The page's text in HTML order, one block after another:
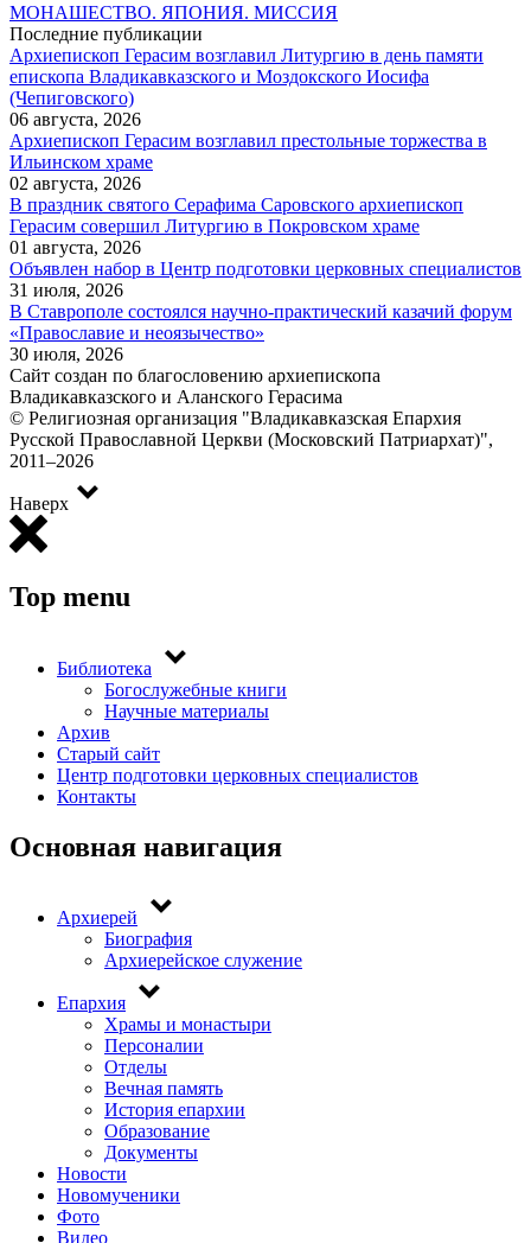
МОНАШЕСТВО. ЯПОНИЯ. МИССИЯ
Последние публикации
Архиепископ Герасим возглавил Литургию в день памяти
епископа Владикавказского и Моздокского Иосифа
(Чепиговского)
06 августа, 2026
Архиепископ Герасим возглавил престольные торжества в
Ильинском храме
02 августа, 2026
В праздник святого Серафима Саровского архиепископ
Герасим совершил Литургию в Покровском храме
01 августа, 2026
Объявлен набор в Центр подготовки церковных специалистов
31 июля, 2026
В Ставрополе состоялся научно-практический казачий форум
«Православие и неоязычество»
30 июля, 2026
Сайт создан по благословению архиепископа
Владикавказского и Аланского Герасима
© Религиозная организация "Владикавказская Епархия
Русской Православной Церкви (Московский Патриархат)",
2011–2026
Наверх
Top menu
Библиотека
Богослужебные книги
Научные материалы
Архив
Старый сайт
Центр подготовки церковных специалистов
Контакты
Основная навигация
Архиерей
Биография
Архиерейское служение
Епархия
Храмы и монастыри
Персоналии
Отделы
Вечная память
История епархии
Образование
Документы
Новости
Новомученики
Фото
Видео